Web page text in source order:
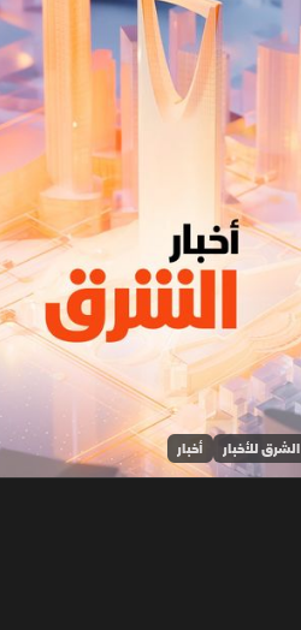
الشرق للأخبار أخبار